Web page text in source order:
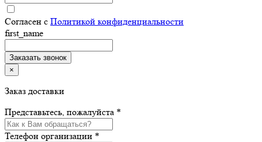
Согласен с Политикой конфиденциальности
first_name
×
Заказ доставки
Представьтесь, пожалуйста *
Телефон организации *